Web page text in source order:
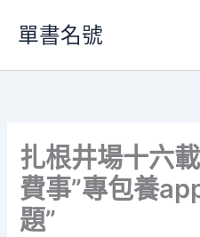
要
單書名號
扎根井場十六
費事”專包養
題”